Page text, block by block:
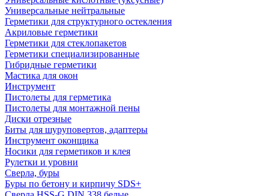
Универсальные нейтральные
Герметики для структурного остекления
Акриловые герметики
Герметики для стеклопакетов
Герметики специализированные
Гибридные герметики
Мастика для окон
Инструмент
Пистолеты для герметика
Пистолеты для монтажной пены
Диски отрезные
Биты для шуруповертов, адаптеры
Инструмент оконщика
Носики для герметиков и клея
Рулетки и уровни
Сверла, буры
Буры по бетону и кирпичу SDS+